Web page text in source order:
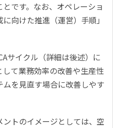
です。なお、オペレーショ
向けた推進（運営）手順」
サイクル（詳細は後述）に
て業務効率の改善や生産性
を見直す場合に改善しやす
トのイメージとしては、空